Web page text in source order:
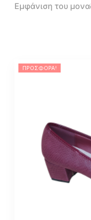
Εμφάνιση του
ΠΡΟΣΦΟΡΆ!